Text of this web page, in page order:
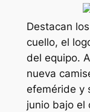
Destacan
cuello, el
del equipo.
nueva
efeméride y
junio bajo el